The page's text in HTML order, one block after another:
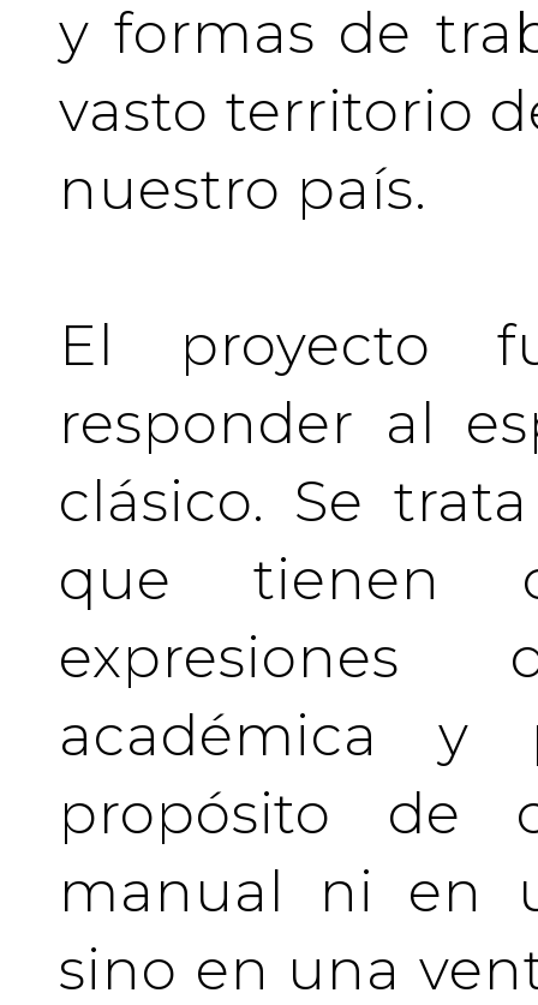
y formas de
vasto territorio
nuestro país.
El proyecto
responder al
clásico. Se
que tienen
académica y
propósito de
manual ni en
sino en una